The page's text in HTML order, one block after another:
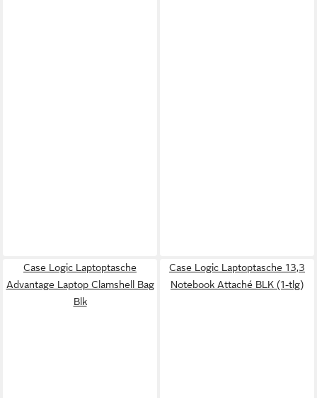
Case Logic Laptoptasche
Advantage Laptop Clamshell Bag
Blk
Case Logic Laptoptasche 13,3
Notebook Attaché BLK (1-tlg)